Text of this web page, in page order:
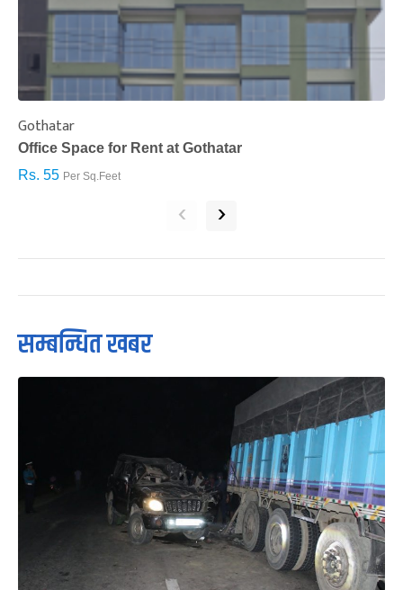
Gothatar
Office Space for Rent at Gothatar
Rs. 55 Per Sq.Feet
‹ ›
सम्बन्धित खबर